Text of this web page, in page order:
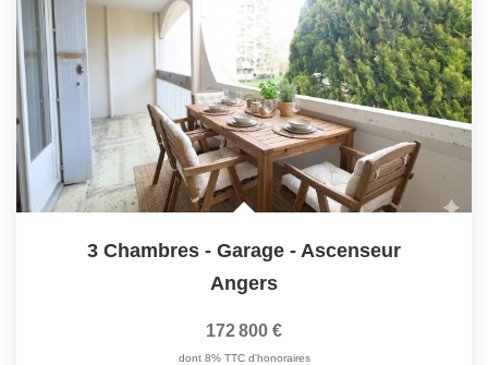
3 Chambres - Garage - Ascenseur
Angers
172 800 €
dont 8% TTC d'honoraires